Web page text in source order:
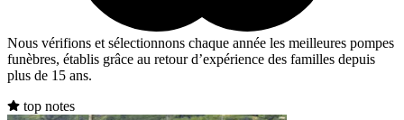
Nous vérifions et sélectionnons chaque année les meilleures pompes
funèbres, établis grâce au retour d’expérience des familles depuis
plus de 15 ans.
top notes